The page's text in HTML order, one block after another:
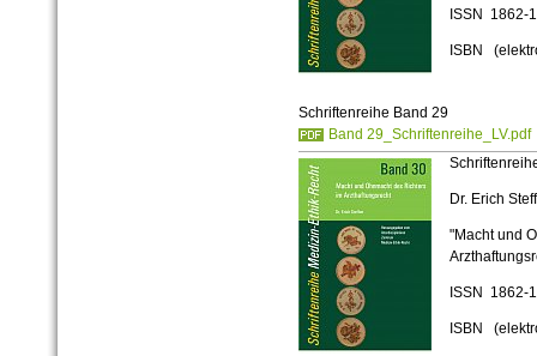
ISSN 1862-
ISBN
Schriftenreihe Band 29
Band 29_Schriftenreihe_LV.pdf
Dr. Erich
"Macht und
ISSN 1862-
ISBN